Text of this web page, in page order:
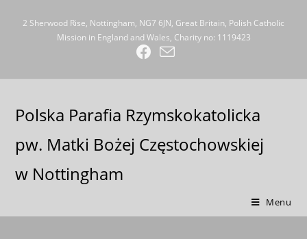
2 Sherwood Rise, Nottingham, NG7 6JN, Great Britain, Polish Catholic
Mission in England and Wales, Charity no: 1119423
Polska Parafia Rzymskokatolicka
pw. Matki Bożej Częstochowskiej
w Nottingham
Menu